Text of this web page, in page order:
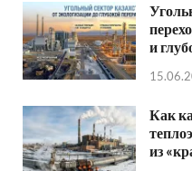
и
Как
из